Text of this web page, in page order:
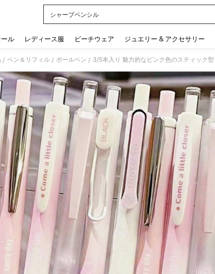
シャープペンシル
ール レディース服 ビーチウェア ジュエリー & アクセサリー
/ ペン＆リフィル / ボールペン /